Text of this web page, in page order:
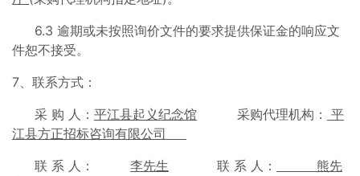
6.3 逾期或未按照询价文件的要求提供保证金的响应文
件恕不接受。
7、联系方式：
采 购 人： 平江县起义纪念馆 采购代理机构： 平
江县方正招标咨询有限公司
联 系 人： 李先生 联 系 人：
熊先